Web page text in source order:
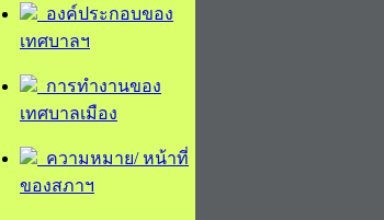
องค์ประกอบของ
เทศบาลฯ
การทำงานของ
เทศบาลเมือง
ความหมาย/ หน้าที่
ของสภาฯ